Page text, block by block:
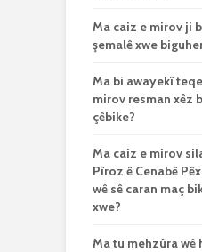
Ma caiz e mirov ji
şemalê xwe
Ma bi awayekî
mirov resman xêz
çêbike?
Ma caiz e mirov
Pîroz ê Cenabê
wê sê caran maç
xwe?
Ma tu mehzûra wê